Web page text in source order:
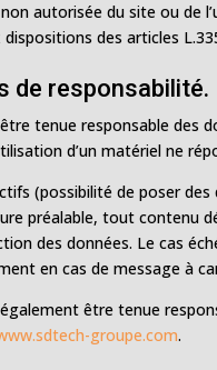
autorisée du site ou de
des articles
de responsabilité.
tenue responsable des
d’un matériel ne
(possibilité de poser
préalable, tout contenu
des données. Le cas
en cas de message à
être tenue
groupe.com.